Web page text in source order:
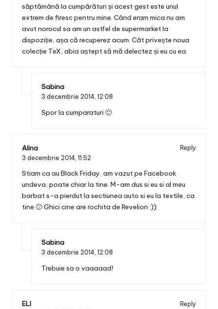
săptămână la cumpărături și acest gest este unul
extrem de firesc pentru mine. Când eram mica nu am
avut norocul sa am un astfel de supermarket la
dispoziție, așa că recuperez acum. Cât privește noua
colecție TeX, abia aștept să mă delectez și eu cu ea.
Sabina
3 decembrie 2014, 12:08
Spor la cumparaturi 🙂
Alina
Reply
3 decembrie 2014, 11:52
Stiam ca au Black Friday, am vazut pe Facebook
undeva, poate chiar la tine. M-am dus si eu si al meu
barbat s-a pierdut la sectiunea auto si eu la textile, ca
tine 🙂 Ghici cine are rochita de Revelion :))
Sabina
3 decembrie 2014, 12:08
Trebuie sa o vaaaaad!
ELI
Reply